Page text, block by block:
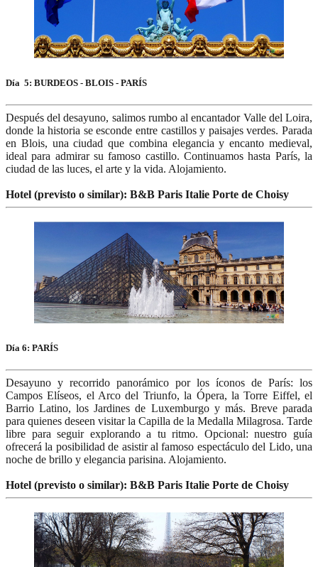
Día 5: BURDEOS - BLOIS - PARÍS
Después del desayuno, salimos rumbo al encantador Valle del Loira,
donde la historia se esconde entre castillos y paisajes verdes. Parada
en Blois, una ciudad que combina elegancia y encanto medieval,
ideal para admirar su famoso castillo. Continuamos hasta París, la
ciudad de las luces, el arte y la vida. Alojamiento.
Hotel (previsto o similar): B&B Paris Italie Porte de Choisy
Día 6: PARÍS
Desayuno y recorrido panorámico por los íconos de París: los
Campos Elíseos, el Arco del Triunfo, la Ópera, la Torre Eiffel, el
Barrio Latino, los Jardines de Luxemburgo y más. Breve parada
para quienes deseen visitar la Capilla de la Medalla Milagrosa. Tarde
libre para seguir explorando a tu ritmo. Opcional: nuestro guía
ofrecerá la posibilidad de asistir al famoso espectáculo del Lido, una
noche de brillo y elegancia parisina. Alojamiento.
Hotel (previsto o similar): B&B Paris Italie Porte de Choisy